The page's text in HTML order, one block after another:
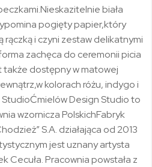
biała
pogięty papier,który
i czyni zestaw delikatnymi
zachęca do ceremonii picia
dostępny w matowej
kolorach różu, indygo i
Design Studio to
wzornicza PolskichFabryk
S.A. działająca od 2013
jest uznany artysta
Cecuła. Pracownia powstała z